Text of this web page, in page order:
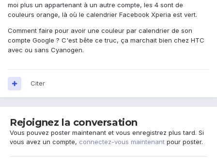
moi plus un appartenant à un autre compte, les 4 sont de
couleurs orange, là où le calendrier Facebook Xperia est vert.
Comment faire pour avoir une couleur par calendrier de son
compte Google ? C'est bête ce truc, ça marchait bien chez HTC
avec ou sans Cyanogen.
Citer
Rejoignez la conversation
Vous pouvez poster maintenant et vous enregistrez plus tard. Si
vous avez un compte, connectez-vous maintenant pour poster.